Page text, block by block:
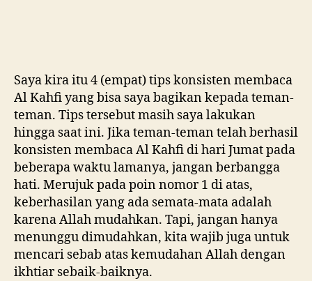
Saya kira itu 4 (empat) tips konsisten membaca
Al Kahfi yang bisa saya bagikan kepada teman-
teman. Tips tersebut masih saya lakukan
hingga saat ini. Jika teman-teman telah berhasil
konsisten membaca Al Kahfi di hari Jumat pada
beberapa waktu lamanya, jangan berbangga
hati. Merujuk pada poin nomor 1 di atas,
keberhasilan yang ada semata-mata adalah
karena Allah mudahkan. Tapi, jangan hanya
menunggu dimudahkan, kita wajib juga untuk
mencari sebab atas kemudahan Allah dengan
ikhtiar sebaik-baiknya.